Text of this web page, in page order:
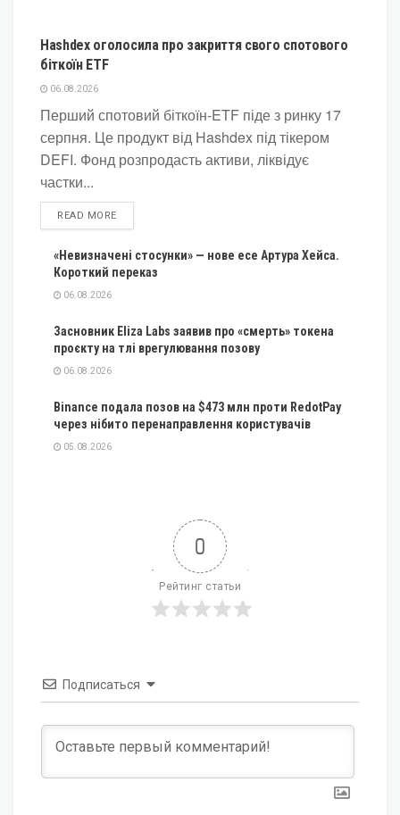
Hashdex оголосила про закриття свого спотового
біткоїн ETF
06.08.2026
Перший спотовий біткоїн-ETF піде з ринку 17
серпня. Це продукт від Hashdex під тікером
DEFI. Фонд розпродасть активи, ліквідує
частки...
READ MOREDETAILS
«Невизначені стосунки» — нове есе Артура Хейса.
Короткий переказ
06.08.2026
Засновник Eliza Labs заявив про «смерть» токена
проєкту на тлі врегулювання позову
06.08.2026
Binance подала позов на $473 млн проти RedotPay
через нібито перенаправлення користувачів
05.08.2026
0
Рейтинг статьи
Подписаться